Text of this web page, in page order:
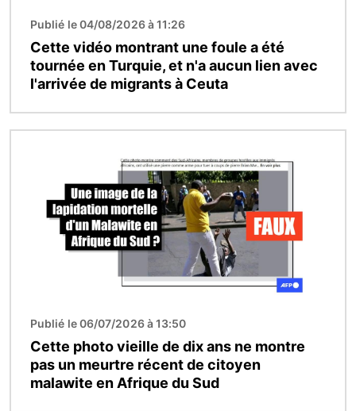
Publié le 04/08/2026 à 11:26
Cette vidéo montrant une foule a été
tournée en Turquie, et n'a aucun lien avec
l'arrivée de migrants à Ceuta
Publié le 06/07/2026 à 13:50
Cette photo vieille de dix ans ne montre
pas un meurtre récent de citoyen
malawite en Afrique du Sud